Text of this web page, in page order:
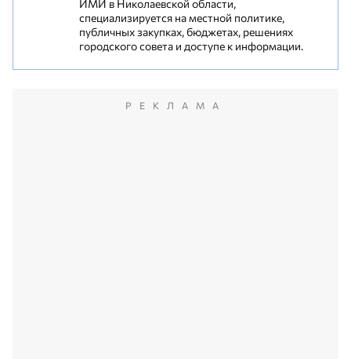
ИМИ в Николаевской области,
специализируется на местной политике,
публичных закупках, бюджетах, решениях
городского совета и доступе к информации.
РЕКЛАМА